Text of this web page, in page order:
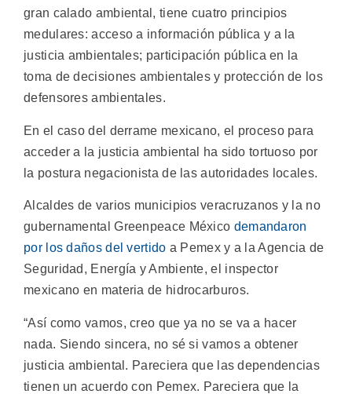
gran calado ambiental, tiene cuatro principios
medulares: acceso a información pública y a la
justicia ambientales; participación pública en la
toma de decisiones ambientales y protección de los
defensores ambientales.
En el caso del derrame mexicano, el proceso para
acceder a la justicia ambiental ha sido tortuoso por
la postura negacionista de las autoridades locales.
Alcaldes de varios municipios veracruzanos y la no
gubernamental Greenpeace México demandaron
por los daños del vertido a Pemex y a la Agencia de
Seguridad, Energía y Ambiente, el inspector
mexicano en materia de hidrocarburos.
“Así como vamos, creo que ya no se va a hacer
nada. Siendo sincera, no sé si vamos a obtener
justicia ambiental. Pareciera que las dependencias
tienen un acuerdo con Pemex. Pareciera que la